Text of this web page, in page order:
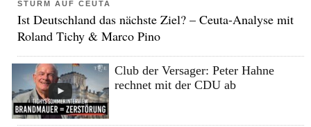
STURM AUF CEUTA
Ist Deutschland das nächste Ziel? – Ceuta-Analyse mit
Roland Tichy & Marco Pino
Club der Versager: Peter Hahne
rechnet mit der CDU ab